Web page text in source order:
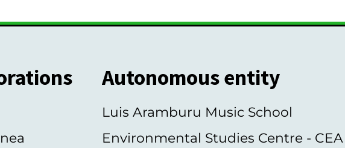
Autonomous entity
Luis Aramburu Music School
Environmental Studies Centre - CEA